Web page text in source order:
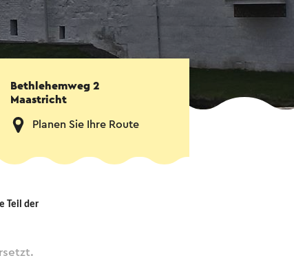
Bethlehemweg 2
Maastricht
Planen Sie Ihre Route
Teil der